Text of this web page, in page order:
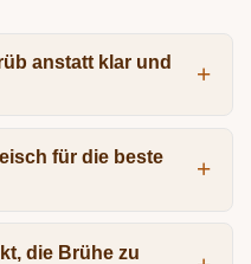
anstatt klar und
für die beste
die Brühe zu